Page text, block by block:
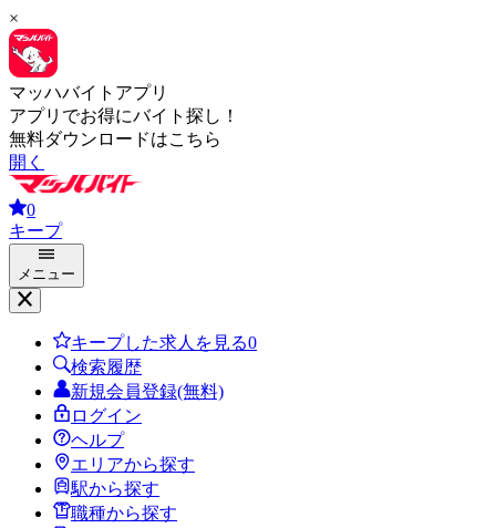
×
マッハバイトアプリ
アプリでお得にバイト探し！
無料ダウンロードはこちら
開く
0
キープ
メニュー
キープした求人を見る0
検索履歴
新規会員登録(無料)
ログイン
ヘルプ
エリアから探す
駅から探す
職種から探す